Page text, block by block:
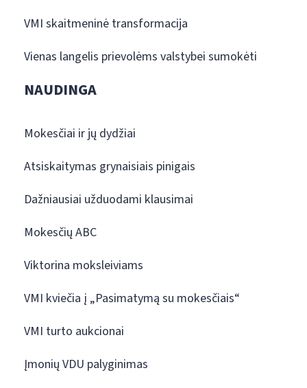
VMI skaitmeninė transformacija
Vienas langelis prievolėms valstybei sumokėti
NAUDINGA
Mokesčiai ir jų dydžiai
Atsiskaitymas grynaisiais pinigais
Dažniausiai užduodami klausimai
Mokesčių ABC
Viktorina moksleiviams
VMI kviečia į „Pasimatymą su mokesčiais“
VMI turto aukcionai
Įmonių VDU palyginimas